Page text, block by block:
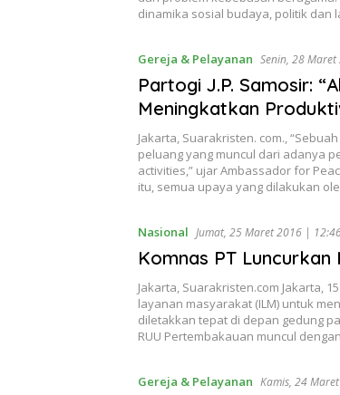
dinamika sosial budaya, politik dan
Gereja & Pelayanan Senin, 28
Partogi J.P. Samosir:
Meningkatkan
Jakarta, Suarakristen. com.,
peluang yang muncul dari adanya
activities,” ujar Ambassador for
itu, semua upaya yang dilakukan
Nasional Jumat, 25 Maret 2016 |
Komnas PT
Jakarta, Suarakristen.com Jakarta,
layanan masyarakat (ILM) untuk
diletakkan tepat di depan gedung
RUU Pertembakauan muncul
Gereja & Pelayanan Kamis, 24